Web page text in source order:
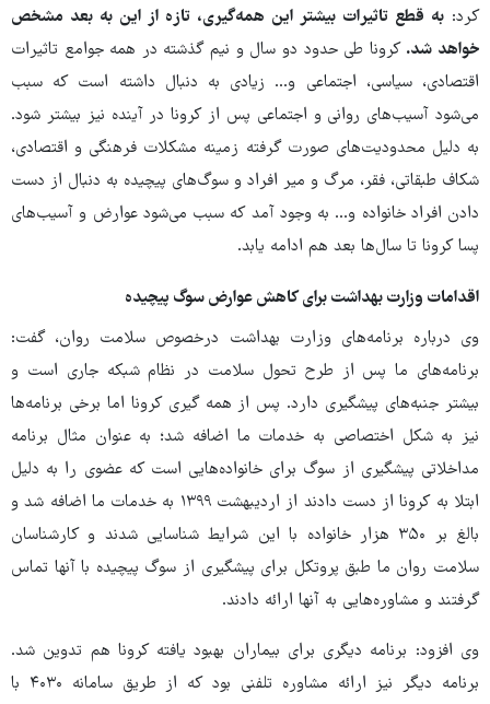
کرد: به قطع تاثیرات بیشتر این همه‌گیری، تازه از این به بعد مشخص
خواهد شد. کرونا طی حدود دو سال و نیم گذشته در همه جوامع تاثیرات
اقتصادی، سیاسی، اجتماعی و... زیادی به دنبال داشته است که سبب
می‌شود آسیب‌های روانی و اجتماعی پس از کرونا در آینده نیز بیشتر شود.
به دلیل محدودیت‌های صورت گرفته زمینه مشکلات فرهنگی و اقتصادی،
شکاف طبقاتی، فقر، مرگ و میر افراد و سوگ‌های پیچیده به دنبال از دست
دادن افراد خانواده و... به وجود آمد که سبب می‌شود عوارض و آسیب‌های
پسا کرونا تا سال‌ها بعد هم ادامه یابد.
اقدامات وزارت بهداشت برای کاهش عوارض سوگ پیچیده
وی درباره برنامه‌های وزارت بهداشت درخصوص سلامت روان، گفت:
برنامه‌های ما پس از طرح تحول سلامت در نظام شبکه جاری است و
بیشتر جنبه‌های پیشگیری دارد. پس از همه گیری کرونا اما برخی برنامه‌ها
نیز به شکل اختصاصی به خدمات ما اضافه شد؛ به عنوان مثال برنامه
مداخلاتی پیشگیری از سوگ برای خانواده‌هایی است که عضوی را به دلیل
ابتلا به کرونا از دست دادند از اردیبهشت ۱۳۹۹ به خدمات ما اضافه شد و
بالغ بر ۳۵۰ هزار خانواده با این شرایط شناسایی شدند و کارشناسان
سلامت روان ما طبق پروتکل برای پیشگیری از سوگ پیچیده با آنها تماس
گرفتند و مشاوره‌هایی به آنها ارائه دادند.
وی افزود: برنامه دیگری برای بیماران بهبود یافته کرونا هم تدوین شد.
برنامه دیگر نیز ارائه مشاوره تلفنی بود که از طریق سامانه ۴۰۳۰ با